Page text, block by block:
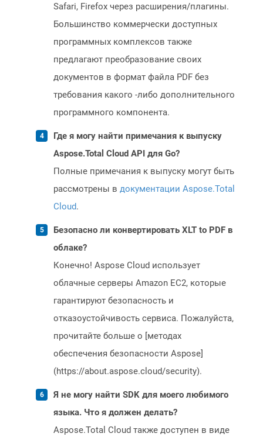
Safari, Firefox через расширения/плагины.
Большинство коммерчески доступных
программных комплексов также
предлагают преобразование своих
документов в формат файла PDF без
требования какого -либо дополнительного
программного компонента.
Где я могу найти примечания к выпуску
Aspose.Total Cloud API для Go?
Полные примечания к выпуску могут быть
рассмотрены в документации Aspose.Total
Cloud.
Безопасно ли конвертировать XLT to PDF в
облаке?
Конечно! Aspose Cloud использует
облачные серверы Amazon EC2, которые
гарантируют безопасность и
отказоустойчивость сервиса. Пожалуйста,
прочитайте больше о [методах
обеспечения безопасности Aspose]
(https://about.aspose.cloud/security).
Я не могу найти SDK для моего любимого
языка. Что я должен делать?
Aspose.Total Cloud также доступен в виде